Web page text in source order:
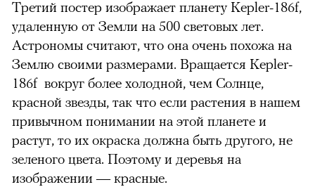
Третий постер изображает планету Kepler-186f,
удаленную от Земли на 500 световых лет.
Астрономы считают, что она очень похожа на
Землю своими размерами. Вращается Kepler-
186f вокруг более холодной, чем Солнце,
красной звезды, так что если растения в нашем
привычном понимании на этой планете и
растут, то их окраска должна быть другого, не
зеленого цвета. Поэтому и деревья на
изображении — красные.